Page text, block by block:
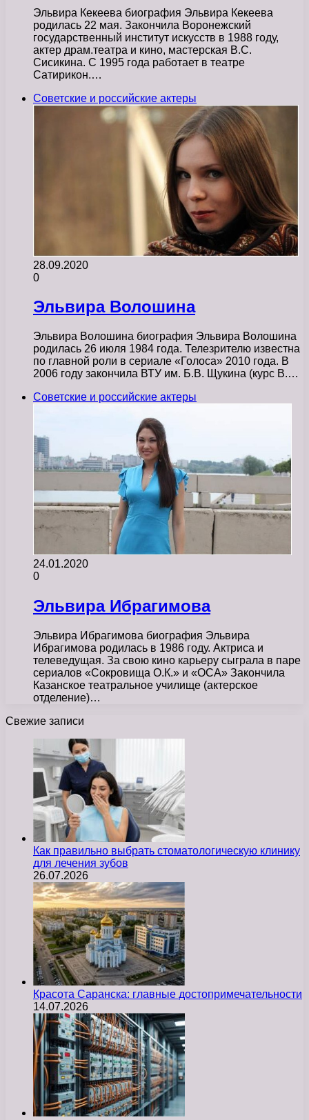
Эльвира Кекеева биография Эльвира Кекеева
родилась 22 мая. Закончила Воронежский
государственный институт искусств в 1988 году,
актер драм.театра и кино, мастерская В.С.
Сисикина. С 1995 года работает в театре
Сатирикон.…
Советские и российские актеры
28.09.2020
0
Эльвира Волошина
Эльвира Волошина биография Эльвира Волошина
родилась 26 июля 1984 года. Телезрителю известна
по главной роли в сериале «Голоса» 2010 года. В
2006 году закончила ВТУ им. Б.В. Щукина (курс В.…
Советские и российские актеры
24.01.2020
0
Эльвира Ибрагимова
Эльвира Ибрагимова биография Эльвира
Ибрагимова родилась в 1986 году. Актриса и
телеведущая. За свою кино карьеру сыграла в паре
сериалов «Сокровища О.К.» и «ОСА» Закончила
Казанское театральное училище (актерское
отделение)…
Свежие записи
Как правильно выбрать стоматологическую клинику
для лечения зубов
26.07.2026
Красота Саранска: главные достопримечательности
14.07.2026